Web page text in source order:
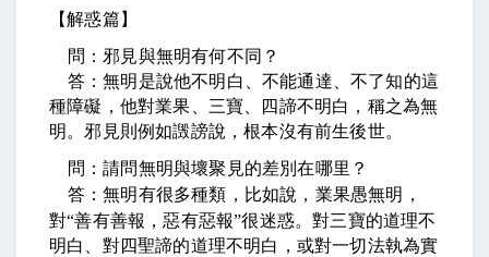
【解惑篇】
問：邪見與無明有何不同？
答：無明是說他不明白、不能通達、不了知的這
種障礙，他對業果、三寶、四諦不明白，稱之為無
明。邪見則例如譭謗說，根本沒有前生後世。
問：請問無明與壞聚見的差別在哪里？
答：無明有很多種類，比如說，業果愚無明，
對“善有善報，惡有惡報”很迷惑。對三寶的道理不
明白、對四聖諦的道理不明白，或對一切法執為實